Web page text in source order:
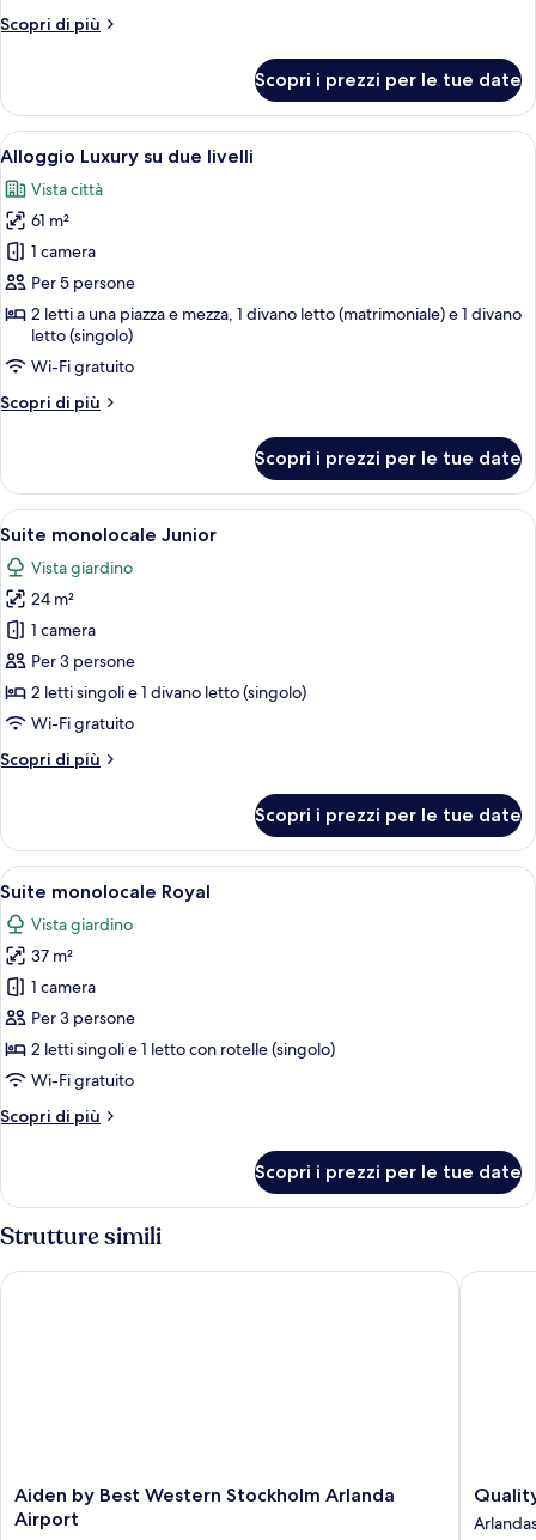
Scopri di più
Altri
monolocale
Luxury
Scopri i prezzi per le tue date
Apri
tutte
le
foto
per
Alloggio
Luxury
due
livelli
Un soggiorno moderno con una
14
Alloggio Luxury su due livelli
Vista città
61 m²
1 camera
Per 5 persone
2 letti a una piazza e mezza, 1 divano letto (matrimoniale) e 1 divano
letto (singolo)
Wi-Fi gratuito
Scopri di più
Altri
Luxury
su
due
livelli
Scopri i prezzi per le tue date
Apri
tutte
le
foto
per
Suite
monolocale
Junior
Una camera d'albergo moderna
6
Suite monolocale Junior
Vista giardino
24 m²
1 camera
Per 3 persone
2 letti singoli e 1 divano letto (singolo)
Wi-Fi gratuito
Scopri di più
Altri
monolocale
Junior
Scopri i prezzi per le tue date
Apri
tutte
le
foto
per
Suite
monolocale
Royal
Suite monolocale Royal | Vista dalla
8
Suite monolocale Royal
Vista giardino
37 m²
1 camera
Per 3 persone
2 letti singoli e 1 letto con rotelle (singolo)
Wi-Fi gratuito
Scopri di più
Altri
monolocale
Royal
Scopri i prezzi per le tue date
Strutture simili
Aiden
by
Best
Aiden by Best Western Stockholm Arlanda
Airport
Aiden by Best Western Stockholm Arlanda Airport
Quality
Hotel
Arlanda
Quality